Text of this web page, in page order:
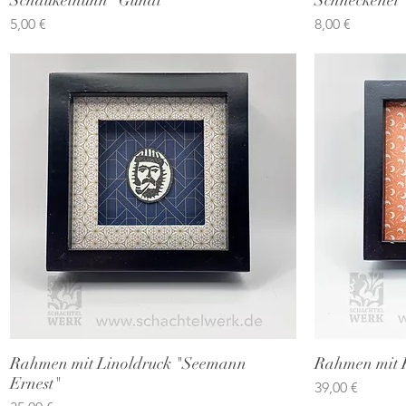
Preis
5,00 € Preis
8,00 €
Schnellansicht
Rahmen mit Linoldruck "Seemann
Ernest"
Rahmen mit
Preis
39,00 €